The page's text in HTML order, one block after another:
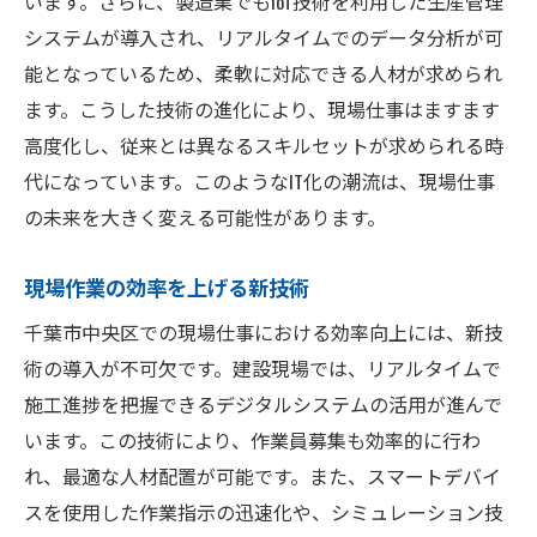
システムが導入され、リアルタイムでのデータ分析が可
能となっているため、柔軟に対応できる人材が求められ
ます。こうした技術の進化により、現場仕事はますます
高度化し、従来とは異なるスキルセットが求められる時
代になっています。このようなIT化の潮流は、現場仕事
の未来を大きく変える可能性があります。
現場作業の効率を上げる新技術
千葉市中央区での現場仕事における効率向上には、新技
術の導入が不可欠です。建設現場では、リアルタイムで
施工進捗を把握できるデジタルシステムの活用が進んで
います。この技術により、作業員募集も効率的に行わ
れ、最適な人材配置が可能です。また、スマートデバイ
スを使用した作業指示の迅速化や、シミュレーション技